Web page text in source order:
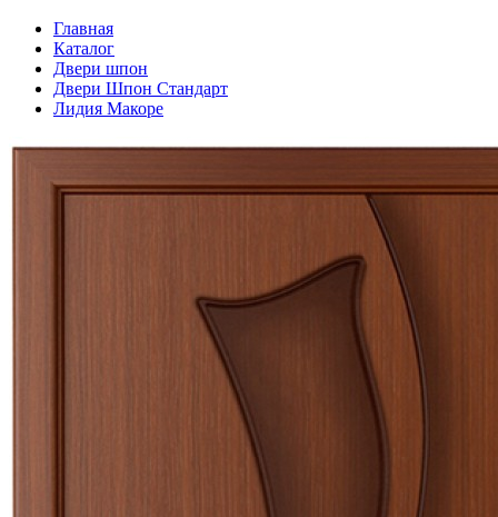
Главная
Каталог
Двери шпон
Двери Шпон Стандарт
Лидия Макоре